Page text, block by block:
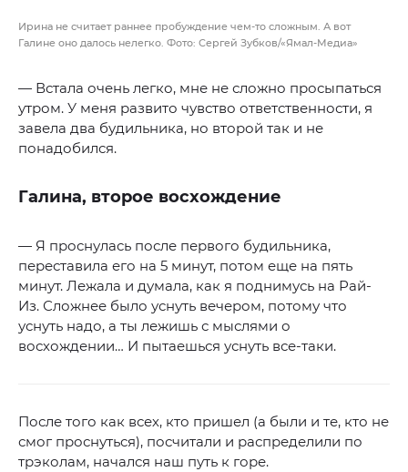
Ирина не считает раннее пробуждение чем-то сложным. А вот
Галине оно далось нелегко. Фото: Сергей Зубков/«Ямал-Медиа»
— Встала очень легко, мне не сложно просыпаться
утром. У меня развито чувство ответственности, я
завела два будильника, но второй так и не
понадобился.
Галина, второе восхождение
— Я проснулась после первого будильника,
переставила его на 5 минут, потом еще на пять
минут. Лежала и думала, как я поднимусь на Рай-
Из. Сложнее было уснуть вечером, потому что
уснуть надо, а ты лежишь с мыслями о
восхождении… И пытаешься уснуть все-таки.
После того как всех, кто пришел (а были и те, кто не
смог проснуться), посчитали и распределили по
трэколам, начался наш путь к горе.